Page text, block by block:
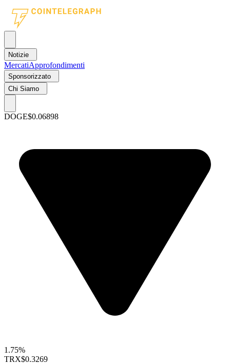
Notizie
MercatiApprofondimenti
Sponsorizzato
Chi Siamo
DOGE$0.06898
1.75%
TRX$0.3269